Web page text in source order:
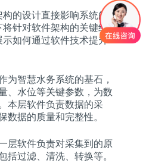
的设计直接影响系统的
针对软件架构的关键组
如何通过软件技术提升
为智慧水务系统的基石，
、水位等关键参数，为数
本层软件负责数据的采
数据的质量和完整性。
层软件负责对采集到的原
括过滤、清洗、转换等。